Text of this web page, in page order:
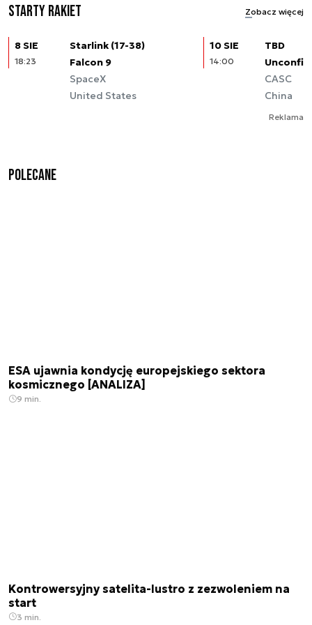
Starty rakiet Zobacz więcej
8 SIE
18:23
Starlink (17-38)
Falcon 9
SpaceX
United States
10 SIE
14:00
TBD
CASC
China
Reklama
Polecane
ESA ujawnia kondycję europejskiego sektora
kosmicznego [ANALIZA]
9 min.
Kontrowersyjny satelita-lustro z zezwoleniem na
start
3 min.